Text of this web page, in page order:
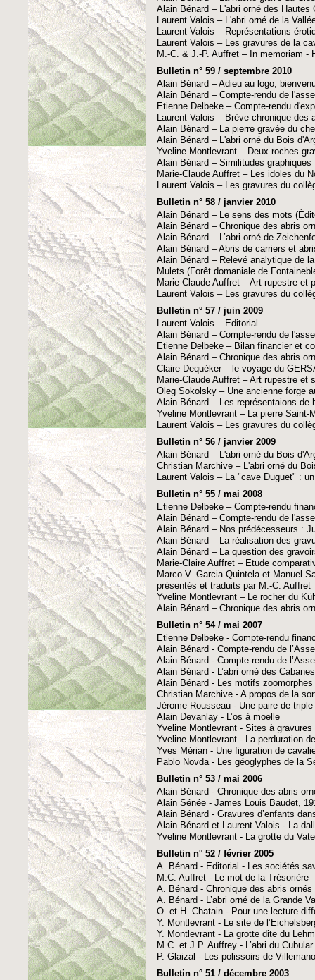
Alain Bénard – L'abri orné des Hautes
Laurent Valois – L'abri orné de la
Laurent Valois – Représentations
Laurent Valois – Les gravures de la
M.-C. & J.-P. Auffret – In memoriam -
Bulletin n° 59 / septembre 2010
Alain Bénard – Adieu au logo,
Alain Bénard – Compte-rendu de
Etienne Delbeke – Compte-rendu
Laurent Valois – Brève chronique des
Alain Bénard – La pierre gravée du
Alain Bénard – L'abri orné du Bois
Yveline Montlevrant – Deux roches
Alain Bénard – Similitudes graphiques
Marie-Claude Auffret – Les idoles du
Laurent Valois – Les gravures du
Bulletin n° 58 / janvier 2010
Alain Bénard – Le sens des mots
Alain Bénard – Chronique des abris
Alain Bénard – L’abri orné de
Alain Bénard – Abris de carriers et
Alain Bénard – Relevé analytique de
Mulets (Forêt domaniale de
Marie-Claude Auffret – Art rupestre et
Laurent Valois – Les gravures du
Bulletin n° 57 / juin 2009
Laurent Valois – Editorial
Alain Bénard – Compte-rendu de
Etienne Delbeke – Bilan financier et
Alain Bénard – Chronique des abris
Claire Dequéker – le voyage du
Marie-Claude Auffret – Art rupestre
Oleg Sokolsky – Une ancienne forge
Alain Bénard – Les représentaions de
Yveline Montlevrant – La pierre Saint-
Laurent Valois – Les gravures du
Bulletin n° 56 / janvier 2009
Alain Bénard – L'abri orné du Bois
Christian Marchive – L'abri orné du
Laurent Valois – La "cave Duguet" :
Bulletin n° 55 / mai 2008
Etienne Delbeke – Compte-rendu
Alain Bénard – Compte-rendu de
Alain Bénard – Nos prédécesseurs :
Alain Bénard – La réalisation des
Alain Bénard – La question des
Marie-Claire Auffret – Etude
Marco V. Garcia Quintela et Manuel
présentés et traduits par M.-C. Auffret
Yveline Montlevrant – Le rocher du
Alain Bénard – Chronique des abris
Bulletin n° 54 / mai 2007
Etienne Delbeke - Compte-rendu
Alain Bénard - Compte-rendu de
Alain Bénard - Compte-rendu de
Alain Bénard - L’abri orné des
Alain Bénard - Les motifs
Christian Marchive - A propos de la
Jérome Rousseau - Une paire de
Alain Devanlay - L’os à moelle
Yveline Montlevrant - Sites à
Yveline Montlevrant - La perduration
Yves Mérian - Une figuration de
Pablo Novda - Les géoglyphes de la
Bulletin n° 53 / mai 2006
Alain Bénard - Chronique des abris
Alain Sénée - James Louis Baudet,
Alain Bénard - Gravures d’enfants
Alain Bénard et Laurent Valois - La
Yveline Montlevrant - La grotte du
Bulletin n° 52 / février 2005
A. Bénard - Editorial - Les sociétés
M.C. Auffret - Le mot de la Trésorière
A. Bénard - Chronique des abris ornés
A. Bénard - L’abri orné de la Grande
O. et H. Chatain - Pour une lecture
Y. Montlevrant - Le site de
Y. Montlevrant - La grotte dite du
M.C. et J.P. Auffrey - L’abri du
P. Glaizal - Les polissoirs de
Bulletin n° 51 / décembre 2003